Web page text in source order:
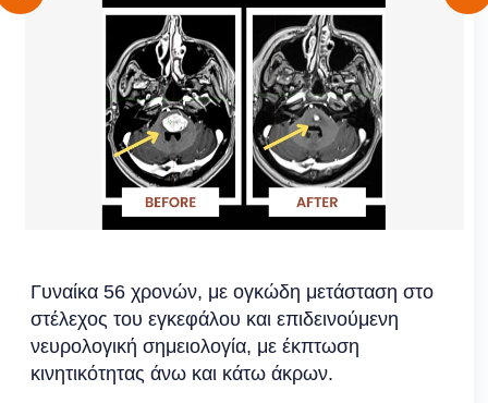
Ασθενής με ογκώδη εγκεφαλική μετάσταση (3,56
cm) στην παρεγκεφαλίδα υποβλήθηκε σε
Ακτινοχειρουργική με το νέο θεραπευτικό
πρωτόκολλο "Staged Dose SRS". Νέκρωση και